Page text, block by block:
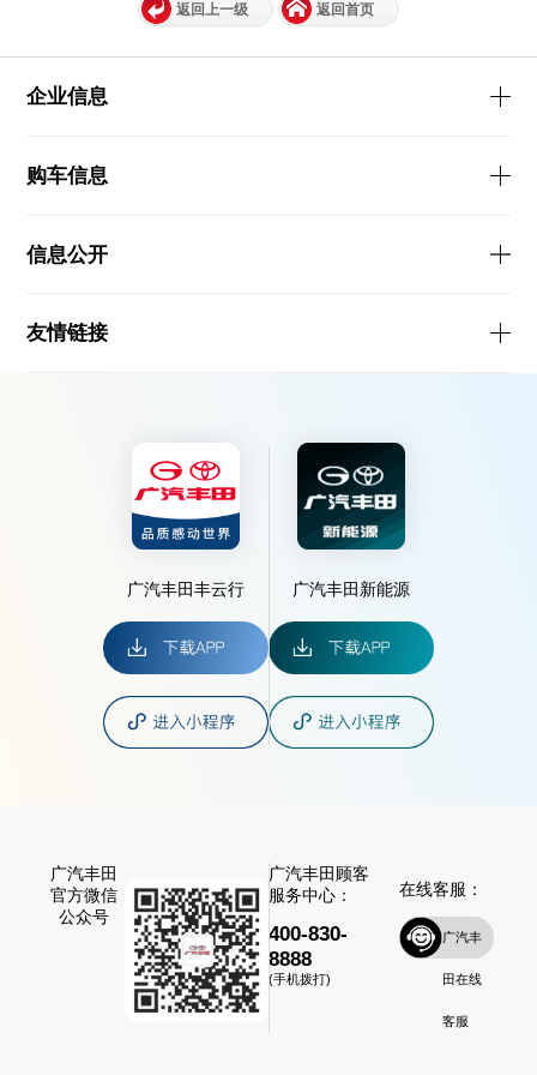
返回上一级 返回首页
企业信息
购车信息
信息公开
友情链接
广汽丰田丰云行 广汽丰田新能源
广汽丰田
官方微信
公众号
广汽丰田顾客
服务中心：
400-830-
8888
(手机拨打)
在线客服：
广汽丰
田在线
客服